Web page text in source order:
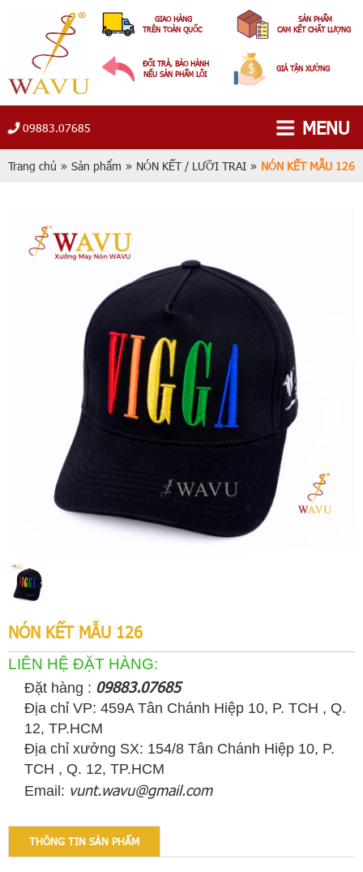
GIAO HÀNG
TRÊN TOÀN QUỐC
SẢN PHẨM
CAM KẾT CHẤT LƯỢNG
ĐỔI TRẢ, BẢO HÀNH
NẾU SẢN PHẨM LỖI
GIÁ TẬN XƯỞNG
09883.07685 MENU
Trang chủ » Sản phẩm » NÓN KẾT / LƯỠI TRAI » NÓN KẾT MẪU 126
NÓN KẾT MẪU 126
LIÊN HỆ ĐẶT HÀNG:
Đặt hàng : 09883.07685
Địa chỉ VP: 459A Tân Chánh Hiệp 10, P. TCH , Q.
12, TP.HCM
Địa chỉ xưởng SX: 154/8 Tân Chánh Hiệp 10, P.
TCH , Q. 12, TP.HCM
Email: vunt.wavu@gmail.com
THÔNG TIN SẢN PHẨM